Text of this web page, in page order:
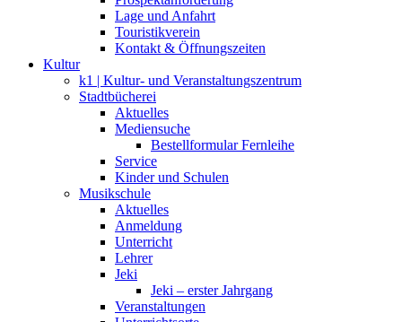
Lage und Anfahrt
Touristikverein
Kontakt & Öffnungszeiten
Kultur
k1 | Kultur- und Veranstaltungszentrum
Stadtbücherei
Aktuelles
Mediensuche
Bestellformular Fernleihe
Service
Kinder und Schulen
Musikschule
Aktuelles
Anmeldung
Unterricht
Lehrer
Jeki
Jeki – erster Jahrgang
Veranstaltungen